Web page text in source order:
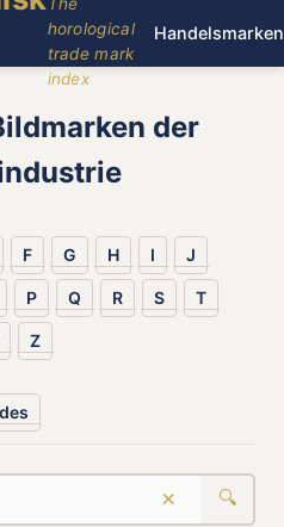
horological
trade mark
index
Handelsmarken
der
F G H I J
P Q R S T
Z
× 🔍